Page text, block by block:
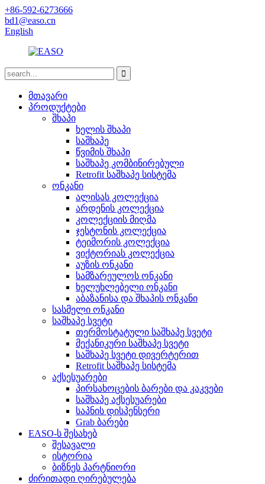
+86-592-6273666
bd1@easo.cn
English
მთავარი
პროდუქტები
შხაპი
ხელის შხაპი
საშხაპე
წვიმის შხაპი
საშხაპე კომბინირებული
Retrofit საშხაპე სისტემა
ონკანი
ალისას კოლექცია
არდენის კოლექცია
კოლექციის მიღმა
ჯესტონის კოლექცია
ტეიმორის კოლექცია
ვიქტორიას კოლექცია
აუზის ონკანი
სამზარეულოს ონკანი
ხელუხლებელი ონკანი
აბაზანისა და შხაპის ონკანი
სასმელი ონკანი
საშხაპე სვეტი
თერმოსტატული საშხაპე სვეტი
მექანიკური საშხაპე სვეტი
საშხაპე სვეტი დივერტერით
Retrofit საშხაპე სისტემა
აქსესუარები
პირსახოცების ბარები და კაკვები
საშხაპე აქსესუარები
საპნის დისპენსერი
Grab ბარები
EASO-ს შესახებ
შესავალი
ისტორია
ბიზნეს პარტნიორი
ძირითადი ღირებულება